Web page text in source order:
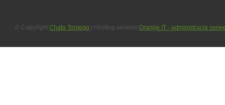
© Copyright Chata Toniego | Hosting serwisu Orange IT - administracja